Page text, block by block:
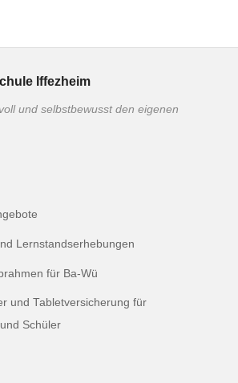
Iffezheim
und selbstbewusst den eigenen
Lernstandserhebungen
für Ba-Wü
und Tabletversicherung für
Schüler